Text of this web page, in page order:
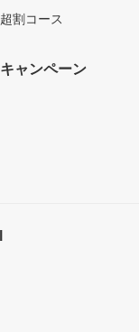
超割コース
キャンペーン